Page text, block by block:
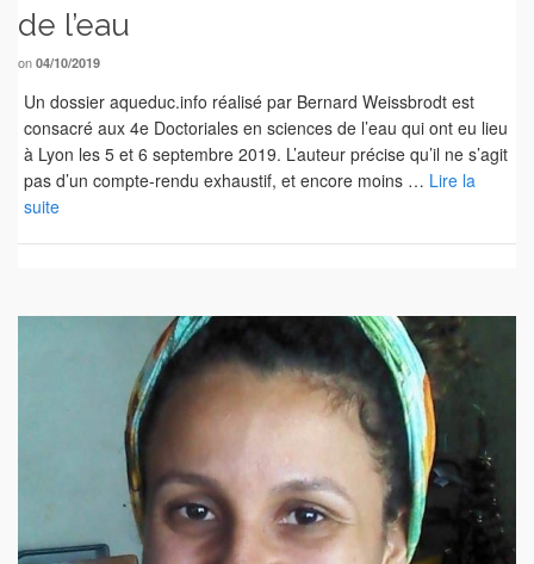
de l’eau
on 04/10/2019
Un dossier aqueduc.info réalisé par Bernard Weissbrodt est
consacré aux 4e Doctoriales en sciences de l’eau qui ont eu lieu
à Lyon les 5 et 6 septembre 2019. L’auteur précise qu’il ne s’agit
pas d’un compte-rendu exhaustif, et encore moins … Lire la
suite